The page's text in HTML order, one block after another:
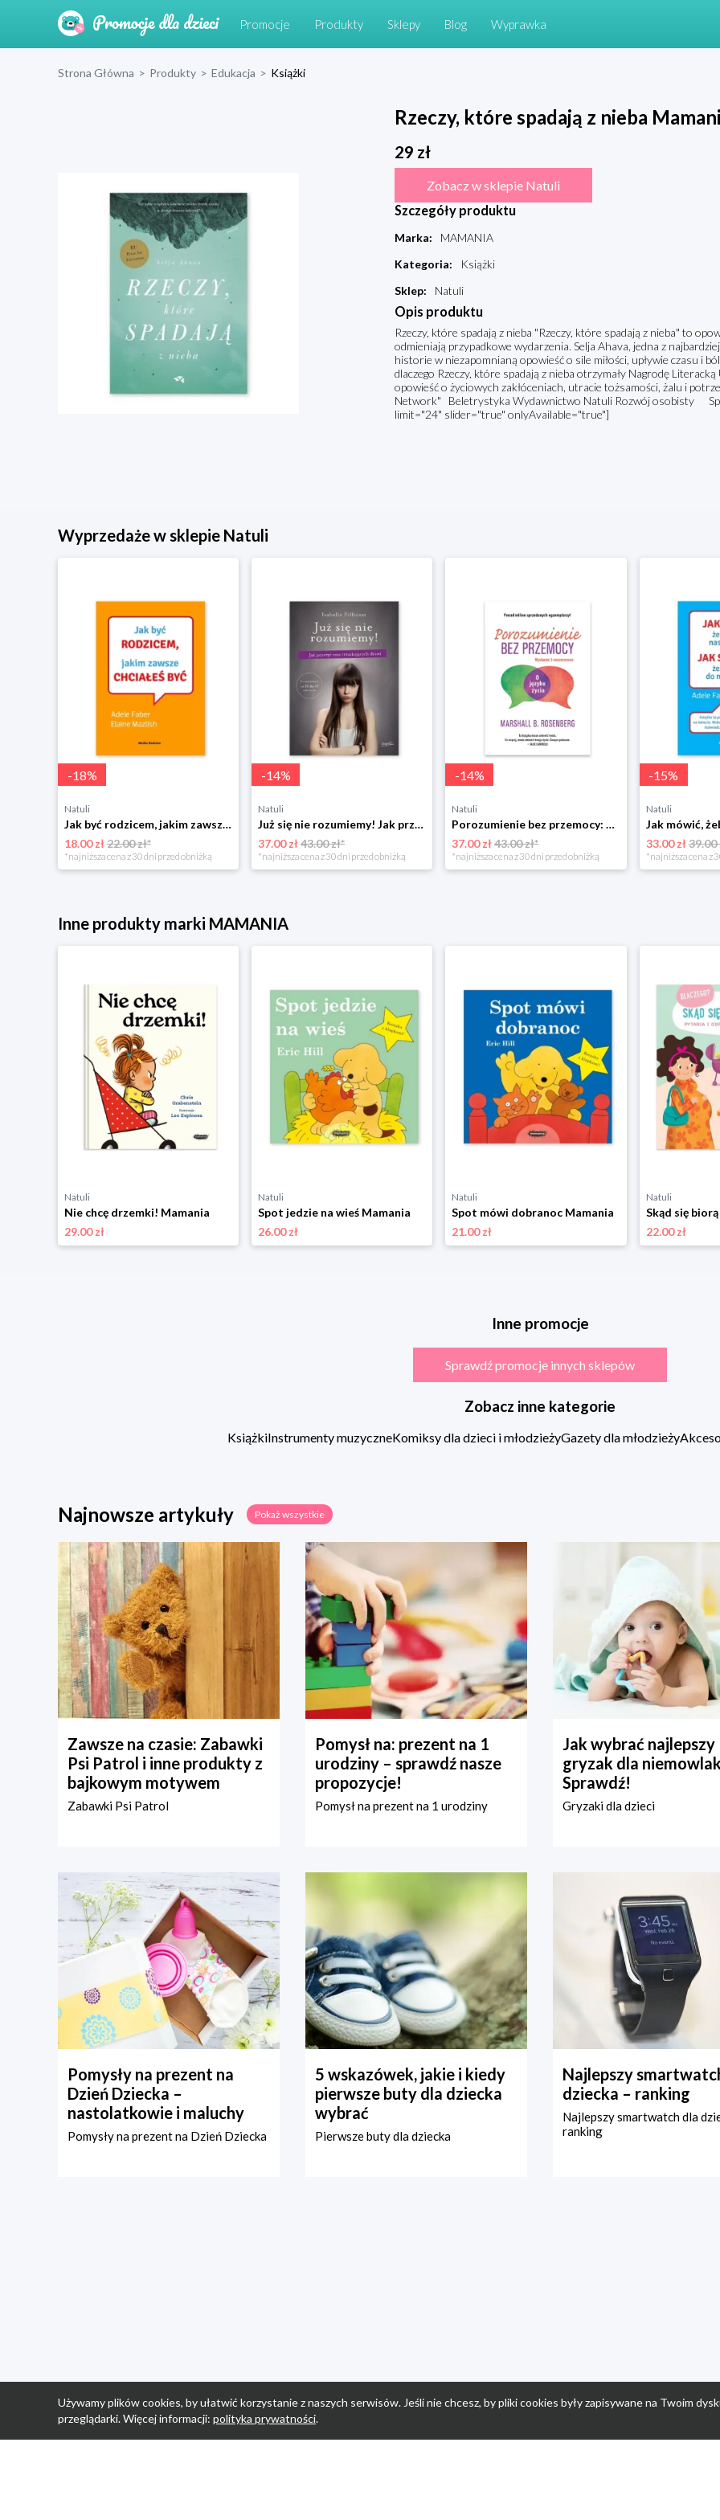
Promocje Produkty Sklepy Blog Wyprawka
Strona Główna > Produkty > Edukacja > Książki
Rzeczy, które spadają z nieba
29 zł
Zobacz w sklepie Natuli
Szczegóły produktu
Marka:
MAMANIA
Kategoria:
Książki
Sklep: Natuli
Opis produktu
Rzeczy, które spadają z nieba "Rzeczy, które spadają z nieba" to
odmieniają przypadkowe wydarzenia. Selja Ahava, jedna z
historie w niezapomnianą opowieść o sile miłości, upływie czasu i
dlaczego Rzeczy, które spadają z nieba otrzymały Nagrodę
opowieść o życiowych zakłóceniach, utracie tożsamości, żalu i
Network" Beletrystyka Wydawnictwo Natuli Rozwój osobisty
limit="24" slider="true" onlyAvailable="true"]
Wyprzedaże w sklepie Natuli
-18%
Natuli
Jak być rodzicem, jakim zawsze chciałeś być Media rodzina
18.00 zł22.00 zł*
*najniższa cena z 30 dni przed obniżką
-14%
Natuli
Już się nie rozumiemy! Jak przeżyć czas trzaskających drzwi Esprit
37.00 zł43.00 zł*
*najniższa cena z 30 dni przed obniżką
-14%
Natuli
Porozumienie bez przemocy: o języku życia Czarna owca
37.00 zł43.00 zł*
*najniższa cena z 30 dni przed obniżką
-15%
Natuli
33.00 zł39.00
*najniższa cena z
Inne produkty marki MAMANIA
Natuli
Nie chcę drzemki! Mamania
29.00 zł
Natuli
Spot jedzie na wieś Mamania
26.00 zł
Natuli
Spot mówi dobranoc Mamania
21.00 zł
Natuli
22.00 zł
Inne promocje
Sprawdź promocje innych sklepów
Zobacz inne kategorie
KsiążkiInstrumenty muzyczneKomiksy dla dzieci i młodzieżyGazety dla młodzieży
Najnowsze artykuły Pokaż wszystkie
Zawsze na czasie: Zabawki
Psi Patrol i inne produkty z
bajkowym motywem
Zabawki Psi Patrol
Pomysł na: prezent na 1
urodziny – sprawdź nasze
propozycje!
Pomysł na prezent na 1 urodziny
Jak wybrać najlepszy
gryzak dla
Sprawdź!
Gryzaki dla dzieci
Pomysły na prezent na
Dzień Dziecka –
nastolatkowie i maluchy
Pomysły na prezent na Dzień Dziecka
5 wskazówek, jakie i kiedy
pierwsze buty dla dziecka
wybrać
Pierwsze buty dla dziecka
Najlepszy
dziecka – ranking
Najlepszy smartwatch dla
ranking
Używamy plików cookies, by ułatwić korzystanie z naszych serwisów. Jeśli nie chcesz, by pliki cookies były zapisywane na Twoim
przeglądarki. Więcej informacji: polityka prywatności.